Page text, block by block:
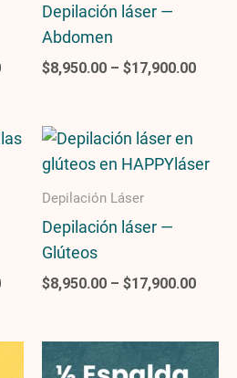
Depilación láser —
Abdomen
$8,950.00 – $17,900.00
Price
$8,950.00
through
$17,900.00
Depilación Láser
Depilación láser —
Glúteos
$8,950.00 – $17,900.00